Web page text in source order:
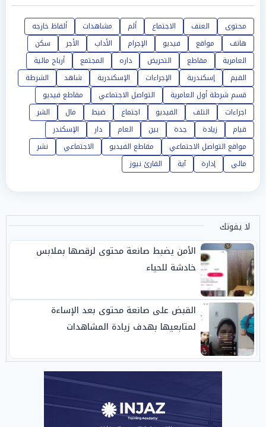
محتوى العنف الاجتماع ألم مشاهدات
ألفاظ خارجه
هاتف
مواقع فيديو الإجرام الأداب الأجر
سكن
العامرية
مقاطع التحريض داره المجتمع
أرباح مالية
القيم
إسكندرية الإجراءات الإسكندرية شاهد
الشرطة
قسم شرطة أول العامرية
التواصل الاجتماعي
مقاطع فيديو
اجراءات
التلف الفيديو اجتماع ضبط مال
الشر
قيام
زيادة جدة بين العام دار
الإسكندر
مواقع التواصل الاجتماعي
مقاطع الفيديو الاجتماعي
نشر
مالي
إدارة آية القارئ نيوز
لا يفوتك
الأمن يضبط صانعة محتوى لرقصها بملابس
خادشة للحياء
القبض على صانعة محتوى بعد الإساءة
لمتابعيها بهدف زيادة المشاهدات